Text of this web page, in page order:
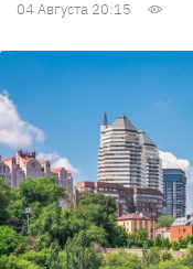
04 Августа 20:15